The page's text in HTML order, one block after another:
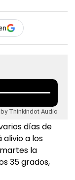
Thinkindot Audio
días de
a los
la
35 grados,